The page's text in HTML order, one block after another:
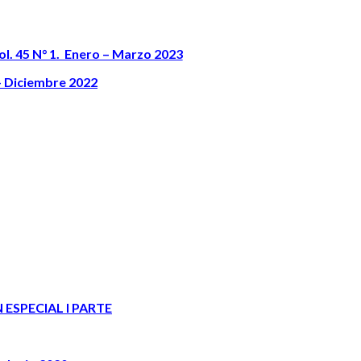
45 N° 1. Enero – Marzo 2023
Diciembre 2022
I PARTE